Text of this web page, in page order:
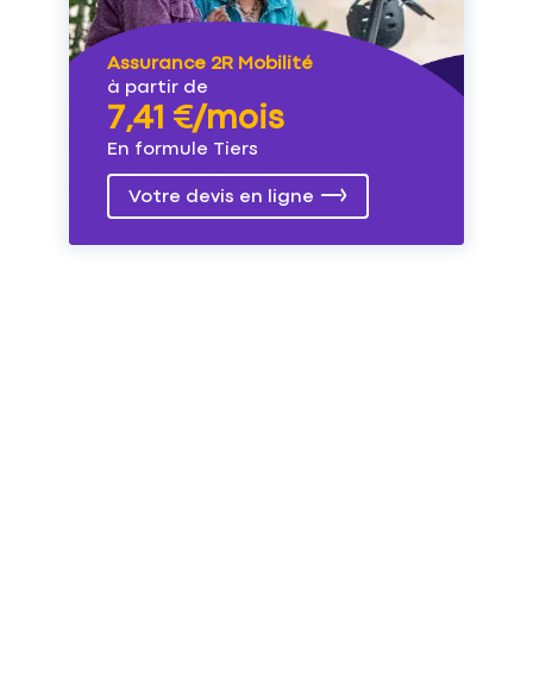
Assurance 2R Mobilité
à partir de
7,41 €/mois
En formule Tiers
Votre devis en ligne